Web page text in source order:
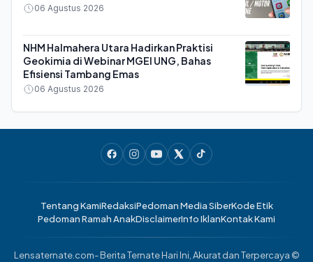
06 Agustus 2026
NHM Halmahera Utara Hadirkan Praktisi
Geokimia di Webinar MGEI UNG, Bahas
Efisiensi Tambang Emas
06 Agustus 2026
Tentang KamiRedaksiPedoman Media SiberKode Etik
Pedoman Ramah AnakDisclaimerInfo IklanKontak Kami
Lensaternate.com- Berita Ternate Hari Ini, Akurat dan Terpercaya ©